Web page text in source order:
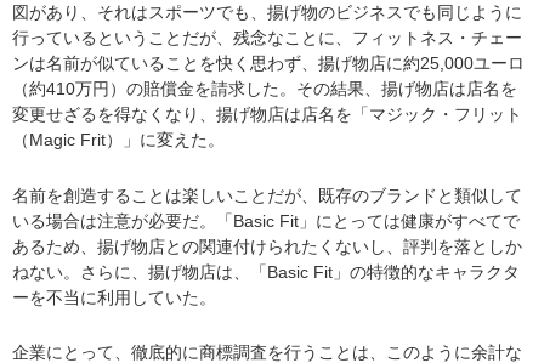
図があり、それはスポーツでも、揚げ物のビジネスでも同じように
行っているということだが、残念なことに、フィットネス・チェー
ンは名前が似ていることを快く思わず、揚げ物店に約25,000ユーロ
（約410万円）の賠償金を請求した。その結果、揚げ物店は店名を
変更せざるを得なくなり、揚げ物店は店名を「マジック・フリット
（Magic Frit）」に変えた。
名前を創造することは楽しいことだが、既存のブランドと類似して
いる場合は注意が必要だ。「Basic Fit」にとっては健康がすべてで
あるため、揚げ物店との関連付けられたくないし、評判を落としか
ねない。さらに、揚げ物店は、「Basic Fit」の特徴的なキャラクタ
ーを不当に利用していた。
企業にとって、徹底的に商標調査を行うことは、このように余計な